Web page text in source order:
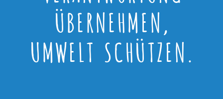
ÜBERNEHMEN,
UMWELT SCHÜTZEN.